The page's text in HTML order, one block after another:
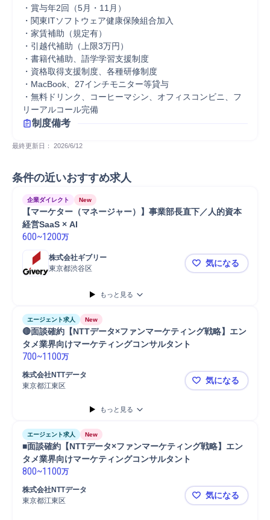
・賞与年2回（5月・11月）
・関東ITソフトウェア健康保険組合加入
・家賃補助（規定有）
・引越代補助（上限3万円）
・書籍代補助、語学学習支援制度
・資格取得支援制度、各種研修制度
・MacBook、27インチモニター等貸与
・無料ドリンク、コーヒーマシン、オフィスコンビニ、フ
リーアルコール完備
制度備考
最終更新日： 2026/6/12
条件の近いおすすめ求人
企業ダイレクト New
【マーケター（マネージャー）】事業部長直下／人的資本
経営SaaS × AI
600~1200万
株式会社ギブリー
東京都渋谷区
【マーケタ
気になる
もっと見る
エージェント求人 New
🔴面談確約【NTTデータ×ファンマーケティング戦略】エン
タメ業界向けマーケティングコンサルタント
700~1100万
株式会社NTTデータ
東京都江東区
🔴面談確約
気になる
もっと見る
エージェント求人 New
■面談確約【NTTデータ×ファンマーケティング戦略】エン
タメ業界向けマーケティングコンサルタント
800~1100万
株式会社NTTデータ
東京都江東区
■面談確約
気になる